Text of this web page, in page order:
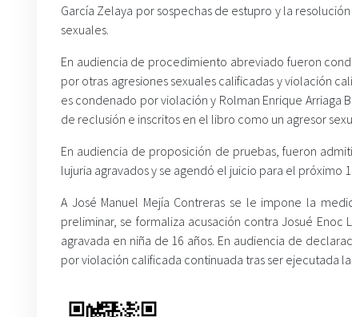
García Zelaya por sospechas de estupro y la
sexuales.
En audiencia de procedimiento abreviado fueron
por otras agresiones sexuales calificadas y violación
es condenado por violación y Rolman Enrique Arriaga
de reclusión e inscritos en el libro como un agresor
En audiencia de proposición de pruebas, fueron
lujuria agravados y se agendó el juicio para el próximo
A José Manuel Mejía Contreras se le impone la
preliminar, se formaliza acusación contra Josué
agravada en niña de 16 años. En audiencia de
por violación calificada continuada tras ser ejecutada